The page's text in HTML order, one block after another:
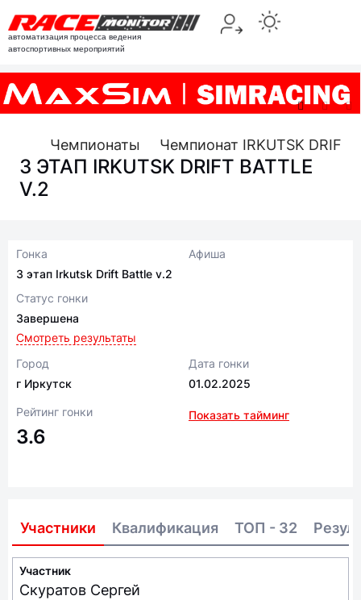
автоматизация процесса ведения
автоспортивных мероприятий
Чемпионаты Чемпионат IRKUTSK DRIFT
3 ЭТАП IRKUTSK DRIFT BATTLE
V.2
Гонка
3 этап Irkutsk Drift Battle v.2
Статус гонки
Завершена
Смотреть результаты
Афиша
Город
г Иркутск
Дата гонки
01.02.2025
Рейтинг гонки
3.6
Показать тайминг
Участники Квалификация ТОП - 32
Участник
Скуратов Сергей